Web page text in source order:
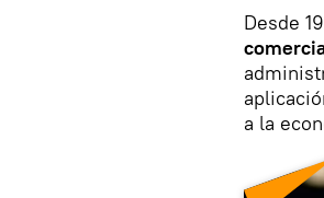
Desde
a la